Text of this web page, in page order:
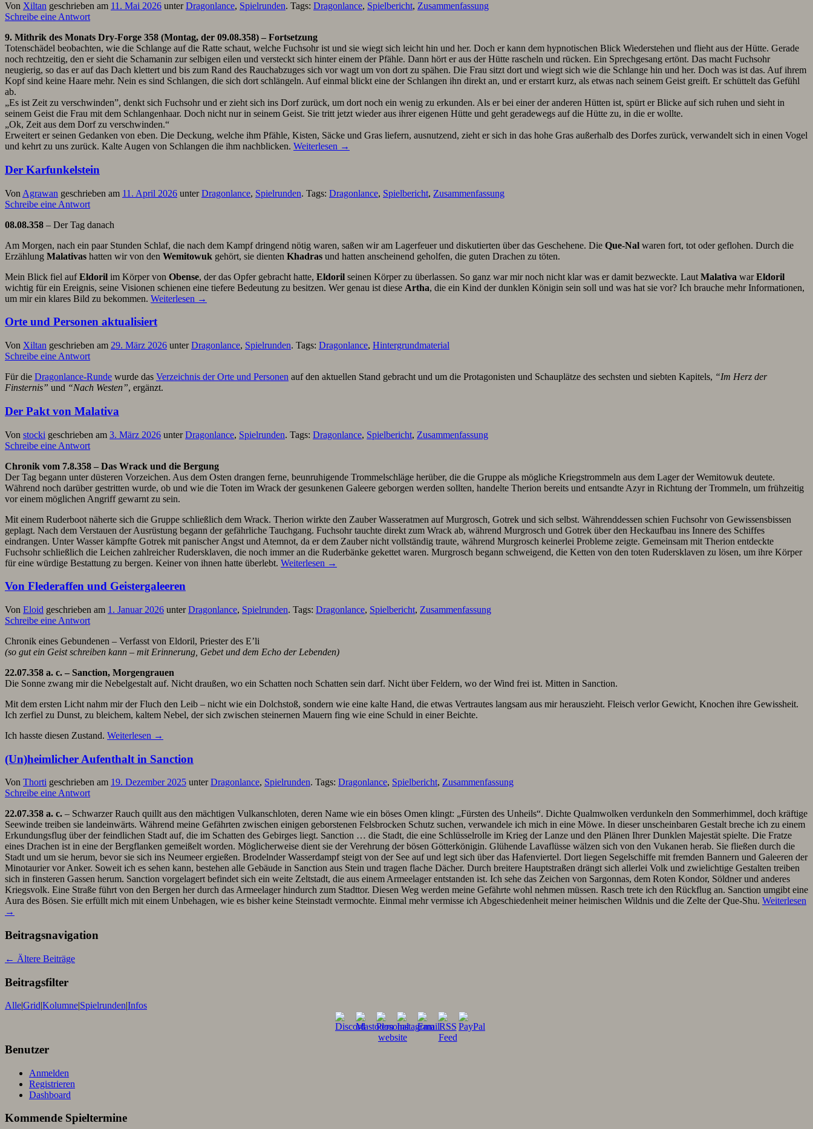
Von Xiltan geschrieben am 11. Mai 2026 unterDragonlance, Spielrunden. Tags: Dragonlance, Spielbericht, Zusammenfassung
Schreibe eine Antwort
9. Mithrik des Monats Dry-Forge 358 (Montag, der 09.08.358) – Fortsetzung
Totenschädel beobachten, wie die Schlange auf die Ratte schaut, welche Fuchsohr ist und sie wiegt sich leicht hin und her. Doch er kann dem hypnotischen Blick Wiederstehen und flieht aus der Hütte. Gerade
noch rechtzeitig, den er sieht die Schamanin zur selbigen eilen und versteckt sich hinter einem der Pfähle. Dann hört er aus der Hütte rascheln und rücken. Ein Sprechgesang ertönt. Das macht Fuchsohr
neugierig, so das er auf das Dach klettert und bis zum Rand des Rauchabzuges sich vor wagt um von dort zu spähen. Die Frau sitzt dort und wiegt sich wie die Schlange hin und her. Doch was ist das. Auf ihrem
Kopf sind keine Haare mehr. Nein es sind Schlangen, die sich dort schlängeln. Auf einmal blickt eine der Schlangen ihn direkt an, und er erstarrt kurz, als etwas nach seinem Geist greift. Er schüttelt das Gefühl
ab.
„Es ist Zeit zu verschwinden”, denkt sich Fuchsohr und er zieht sich ins Dorf zurück, um dort noch ein wenig zu erkunden. Als er bei einer der anderen Hütten ist, spürt er Blicke auf sich ruhen und sieht in
seinem Geist die Frau mit dem Schlangenhaar. Doch nicht nur in seinem Geist. Sie tritt jetzt wieder aus ihrer eigenen Hütte und geht geradewegs auf die Hütte zu, in die er wollte.
„Ok, Zeit aus dem Dorf zu verschwinden.“
Erweitert er seinen Gedanken von eben. Die Deckung, welche ihm Pfähle, Kisten, Säcke und Gras liefern, ausnutzend, zieht er sich in das hohe Gras außerhalb des Dorfes zurück, verwandelt sich in einen Vogel
und kehrt zu uns zurück. Kalte Augen von Schlangen die ihm nachblicken. Weiterlesen →
Der Karfunkelstein
Von Agrawan geschrieben am 11. April 2026 unterDragonlance, Spielrunden. Tags: Dragonlance, Spielbericht, Zusammenfassung
Schreibe eine Antwort
08.08.358 – Der Tag danach
Am Morgen, nach ein paar Stunden Schlaf, die nach dem Kampf dringend nötig waren, saßen wir am Lagerfeuer und diskutierten über das Geschehene. Die Que-Nal waren fort, tot oder geflohen. Durch die
Erzählung Malativas hatten wir von den Wemitowuk gehört, sie dienten Khadras und hatten anscheinend geholfen, die guten Drachen zu töten.
Mein Blick fiel aufEldoril im Körper von Obense, der das Opfer gebracht hatte, Eldoril seinen Körper zu überlassen. So ganz war mir noch nicht klar was er damit bezweckte. Laut Malativa warEldoril
wichtig für ein Ereignis, seine Visionen schienen eine tiefere Bedeutung zu besitzen. Wer genau ist diese Artha, die ein Kind der dunklen Königin sein soll und was hat sie vor? Ich brauche mehr Informationen,
um mir ein klares Bild zu bekommen. Weiterlesen →
Orte und Personen aktualisiert
Von Xiltan geschrieben am 29. März 2026 unterDragonlance, Spielrunden. Tags: Dragonlance, Hintergrundmaterial
Schreibe eine Antwort
Für die Dragonlance-Runde wurde das Verzeichnis der Orte und Personen auf den aktuellen Stand gebracht und um die Protagonisten und Schauplätze des sechsten und siebten Kapitels, “Im Herz der
Finsternis” und “Nach Westen”, ergänzt.
Der Pakt von Malativa
Von stocki geschrieben am 3. März 2026 unterDragonlance, Spielrunden. Tags: Dragonlance, Spielbericht, Zusammenfassung
Schreibe eine Antwort
Chronik vom 7.8.358 – Das Wrack und die Bergung
Der Tag begann unter düsteren Vorzeichen. Aus dem Osten drangen ferne, beunruhigende Trommelschläge herüber, die die Gruppe als mögliche Kriegstrommeln aus dem Lager der Wemitowuk deutete.
Während noch darüber gestritten wurde, ob und wie die Toten im Wrack der gesunkenen Galeere geborgen werden sollten, handelte Therion bereits und entsandte Azyr in Richtung der Trommeln, um frühzeitig
vor einem möglichen Angriff gewarnt zu sein.
Mit einem Ruderboot näherte sich die Gruppe schließlich dem Wrack. Therion wirkte den Zauber Wasseratmen auf Murgrosch, Gotrek und sich selbst. Währenddessen schien Fuchsohr von Gewissensbissen
geplagt. Nach dem Verstauen der Ausrüstung begann der gefährliche Tauchgang. Fuchsohr tauchte direkt zum Wrack ab, während Murgrosch und Gotrek über den Heckaufbau ins Innere des Schiffes
eindrangen. Unter Wasser kämpfte Gotrek mit panischer Angst und Atemnot, da er dem Zauber nicht vollständig traute, während Murgrosch keinerlei Probleme zeigte. Gemeinsam mit Therion entdeckte
Fuchsohr schließlich die Leichen zahlreicher Rudersklaven, die noch immer an die Ruderbänke gekettet waren. Murgrosch begann schweigend, die Ketten von den toten Rudersklaven zu lösen, um ihre Körper
für eine würdige Bestattung zu bergen. Keiner von ihnen hatte überlebt. Weiterlesen →
Von Flederaffen und Geistergaleeren
Von Eloid geschrieben am 1. Januar 2026 unterDragonlance, Spielrunden. Tags: Dragonlance, Spielbericht, Zusammenfassung
Schreibe eine Antwort
Chronik eines Gebundenen – Verfasst von Eldoril, Priester des E’li
(so gut ein Geist schreiben kann – mit Erinnerung, Gebet und dem Echo der Lebenden)
22.07.358 a. c. – Sanction, Morgengrauen
Die Sonne zwang mir die Nebelgestalt auf. Nicht draußen, wo ein Schatten noch Schatten sein darf. Nicht über Feldern, wo der Wind frei ist. Mitten in Sanction.
Mit dem ersten Licht nahm mir der Fluch den Leib – nicht wie ein Dolchstoß, sondern wie eine kalte Hand, die etwas Vertrautes langsam aus mir herauszieht. Fleisch verlor Gewicht, Knochen ihre Gewissheit.
Ich zerfiel zu Dunst, zu bleichem, kaltem Nebel, der sich zwischen steinernen Mauern fing wie eine Schuld in einer Beichte.
Ich hasste diesen Zustand. Weiterlesen →
(Un)heimlicher Aufenthalt in Sanction
Von Thorti geschrieben am 19. Dezember 2025 unterDragonlance, Spielrunden. Tags: Dragonlance, Spielbericht, Zusammenfassung
Schreibe eine Antwort
22.07.358 a. c. – Schwarzer Rauch quillt aus den mächtigen Vulkanschloten, deren Name wie ein böses Omen klingt: „Fürsten des Unheils“. Dichte Qualmwolken verdunkeln den Sommerhimmel, doch kräftige
Seewinde treiben sie landeinwärts. Während meine Gefährten zwischen einigen geborstenen Felsbrocken Schutz suchen, verwandele ich mich in eine Möwe. In dieser unscheinbaren Gestalt breche ich zu einem
Erkundungsflug über der feindlichen Stadt auf, die im Schatten des Gebirges liegt. Sanction … die Stadt, die eine Schlüsselrolle im Krieg der Lanze und den Plänen Ihrer Dunklen Majestät spielte. Die Fratze
eines Drachen ist in eine der Bergflanken gemeißelt worden. Möglicherweise dient sie der Verehrung der bösen Götterkönigin. Glühende Lavaflüsse wälzen sich von den Vukanen herab. Sie fließen durch die
Stadt und um sie herum, bevor sie sich ins Neumeer ergießen. Brodelnder Wasserdampf steigt von der See auf und legt sich über das Hafenviertel. Dort liegen Segelschiffe mit fremden Bannern und Galeeren der
Minotaurier vor Anker. Soweit ich es sehen kann, bestehen alle Gebäude in Sanction aus Stein und tragen flache Dächer. Durch breitere Hauptstraßen drängt sich allerlei Volk und zwielichtige Gestalten treiben
sich in finsteren Gassen herum. Sanction vorgelagert befindet sich ein weite Zeltstadt, die aus einem Armeelager entstanden ist. Ich sehe das Zeichen von Sargonnas, dem Roten Kondor, Söldner und anderes
Kriegsvolk. Eine Straße führt von den Bergen her durch das Armeelager hindurch zum Stadttor. Diesen Weg werden meine Gefährte wohl nehmen müssen. Rasch trete ich den Rückflug an. Sanction umgibt eine
Aura des Bösen. Sie erfüllt mich mit einem Unbehagen, wie es bisher keine Steinstadt vermochte. Einmal mehr vermisse ich Abgeschiedenheit meiner heimischen Wildnis und die Zelte der Que-Shu. Weiterlesen
→
Beitragsnavigation
← Ältere Beiträge
Beitragsfilter
Alle|Grid|Kolumne|Spielrunden|Infos
Benutzer
Anmelden
Registrieren
Dashboard
Kommende Spieltermine